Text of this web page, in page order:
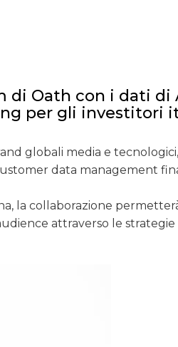
TREND
CASE HISTORY
OPINIONI
di Oath con i dati
per gli investitori
globali media e
data management
la collaborazione
attraverso le strategie